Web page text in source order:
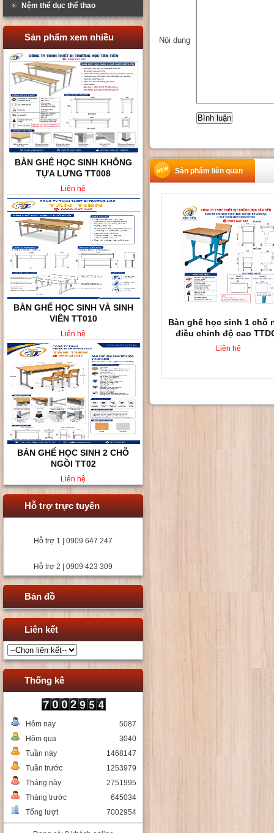
Nệm thể dục thể thao
Sản phẩm xem nhiều
BÀN GHẾ HỌC SINH KHÔNG
TỰA LƯNG TT008
Liên hệ
BÀN GHẾ HỌC SINH VÀ SINH
VIÊN TT010
Liên hệ
BÀN GHẾ HỌC SINH 2 CHỖ
NGỒI TT02
Liên hệ
Hỗ trợ trực tuyến
Hỗ trợ 1 | 0909 647 247
Hỗ trợ 2 | 0909 423 309
Bản đồ
Liên kết
Thống kê
Hôm nay
5087
Hôm qua
3040
Tuần này
1468147
Tuần trước
1253979
Tháng này
2751995
Tháng trước
645034
Tổng lượt
7002954
Nội dung
Sản phẩm liên quan
Bàn ghế học sinh 1 chỗ
điều chỉnh độ cao
Liên hệ